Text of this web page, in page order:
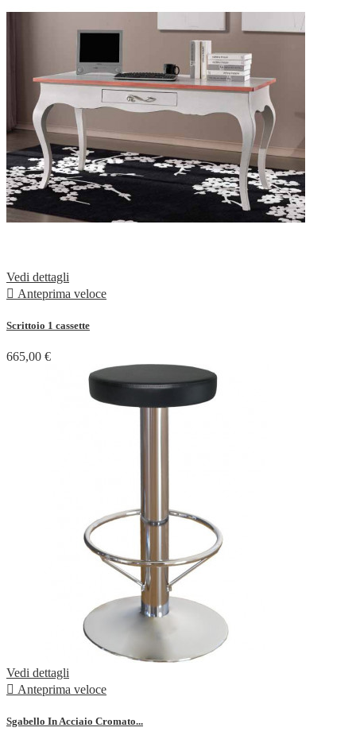
Vedi dettagli
 Anteprima veloce
Scrittoio 1 cassette
665,00 €
Vedi dettagli
 Anteprima veloce
Sgabello In Acciaio Cromato...